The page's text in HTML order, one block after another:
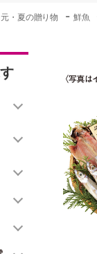
・夏の贈り物 - 鮮魚